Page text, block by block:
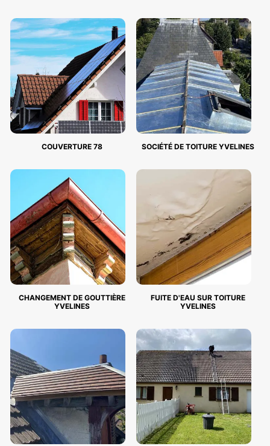
COUVERTURE 78 SOCIÉTÉ DE TOITURE YVELINES
CHANGEMENT DE GOUTTIÈRE
YVELINES
FUITE D'EAU SUR TOITURE
YVELINES